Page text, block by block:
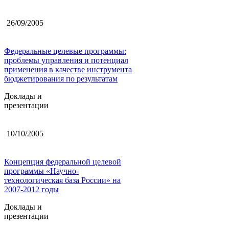
26/09/2005
Федеральные целевые программы:
проблемы управления и потенциал
применения в качестве инструмента
бюджетирования по результатам
Доклады и
презентации
10/10/2005
Концепция федеральной целевой
программы «Научно-
технологическая база России» на
2007-2012 годы
Доклады и
презентации